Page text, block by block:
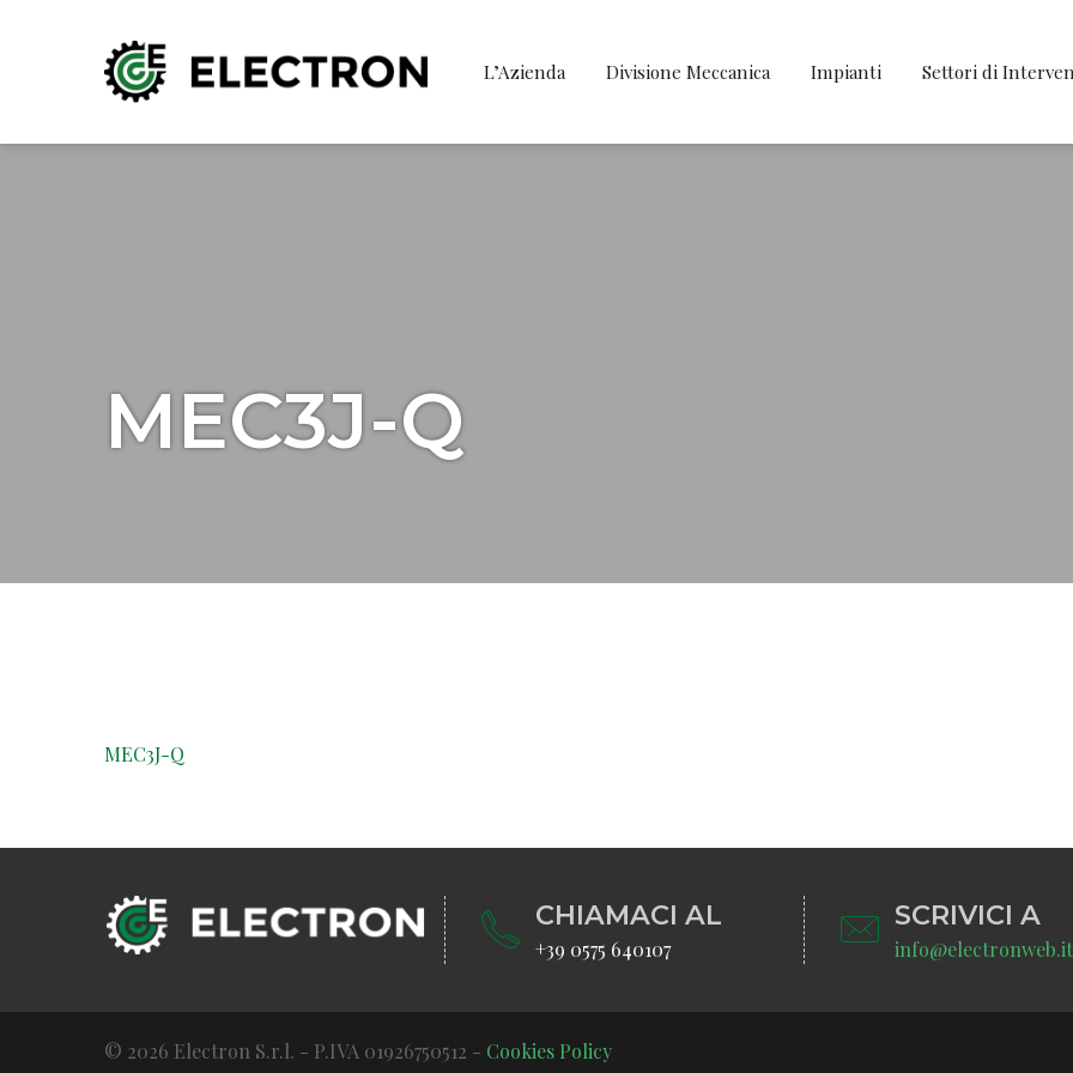
L’Azienda Divisione Meccanica Impianti Settori di
MEC3J-Q
MEC3J-Q
CHIAMACI AL
+39 0575 640107
SCRIVICI A
info@electronweb.it
© 2026 Electron S.r.l. - P.IVA 01926750512 - Cookies Policy